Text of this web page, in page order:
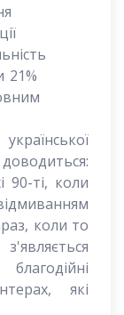
21%
90-ті, коли
коли то
які